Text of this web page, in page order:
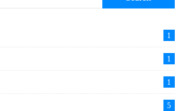
1
1
1
5